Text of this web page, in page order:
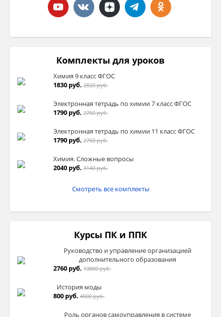
Комплекты для уроков
Химия 9 класс ФГОС
1830 руб. 2820 руб.
Электронная тетрадь по химии 7 класс ФГОС
1790 руб. 2760 руб.
Электронная тетрадь по химии 11 класс ФГОС
1790 руб. 2760 руб.
Химия. Сложные вопросы
2040 руб. 3140 руб.
Смотреть все комплекты
Курсы ПК и ППК
Руководство и управление организацией
дополнительного образования
2760 руб. 13800 руб.
История моды
800 руб. 4000 руб.
Роль органов самоуправления в системе